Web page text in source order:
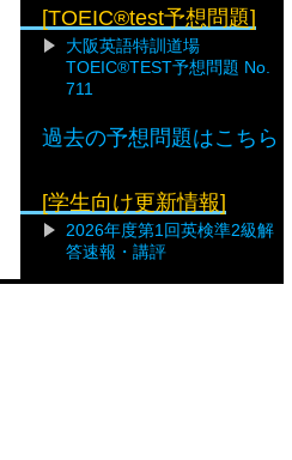
[TOEIC®test予想問題]
大阪英語特訓道場
TOEIC®TEST予想問題 No.
711
過去の予想問題はこちら
[学生向け更新情報]
2026年度第1回英検準2級解
答速報・講評